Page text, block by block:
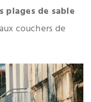
plages de sable
couchers de